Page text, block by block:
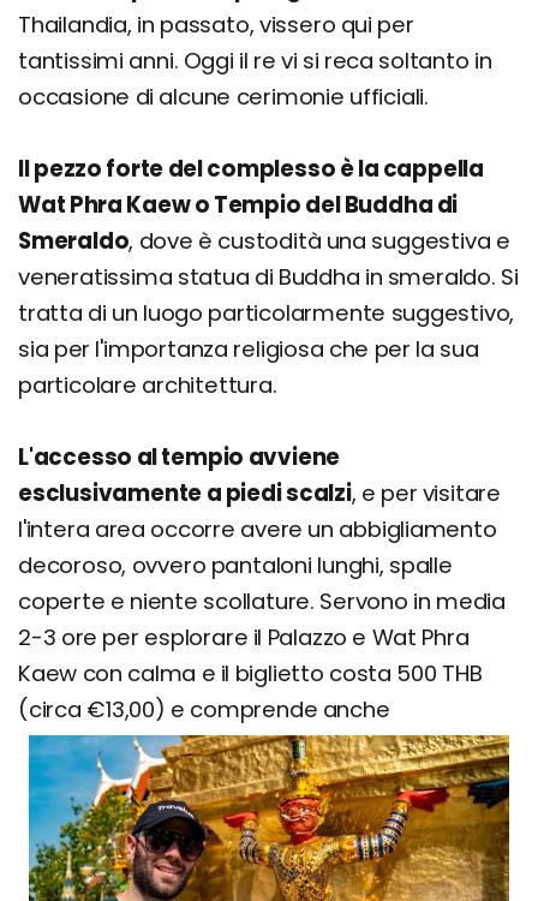
Thailandia, in passato, vissero qui per
tantissimi anni. Oggi il re vi si reca soltanto in
occasione di alcune cerimonie ufficiali.
Il pezzo forte del complesso è la cappella
Wat Phra Kaew o Tempio del Buddha di
Smeraldo, dove è custodità una suggestiva e
veneratissima statua di Buddha in smeraldo. Si
tratta di un luogo particolarmente suggestivo,
sia per l'importanza religiosa che per la sua
particolare architettura.
L'accesso al tempio avviene
esclusivamente a piedi scalzi, e per visitare
l'intera area occorre avere un abbigliamento
decoroso, ovvero pantaloni lunghi, spalle
coperte e niente scollature. Servono in media
2-3 ore per esplorare il Palazzo e Wat Phra
Kaew con calma e il biglietto costa 500 THB
(circa €13,00) e comprende anche